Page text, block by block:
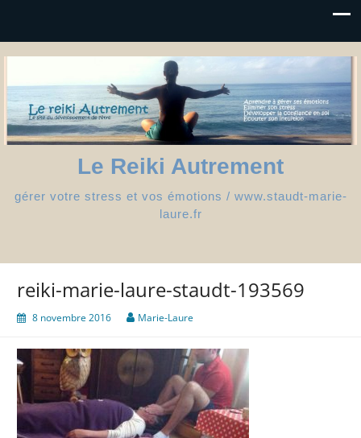
Le Reiki Autrement
gérer votre stress et vos émotions / www.staudt-marie-
laure.fr
reiki-marie-laure-staudt-193569
8 novembre 2016 Marie-Laure